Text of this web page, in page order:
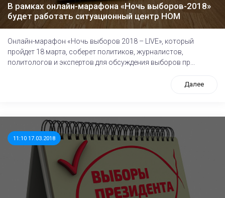
В рамках онлайн-марафона «Ночь выборов-2018»
будет работать ситуационный центр НОМ
Онлайн-марафон «Ночь выборов 2018 – LIVE», который
пройдет 18 марта, соберет политиков, журналистов,
политологов и экспертов для обсуждения выборов пр...
Далее
11:10 17.03.2018